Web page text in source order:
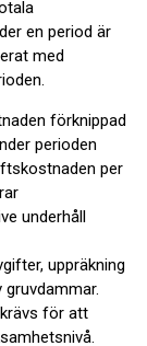
en period är
med
förknippad
perioden
per
underhåll
uppräkning
för att